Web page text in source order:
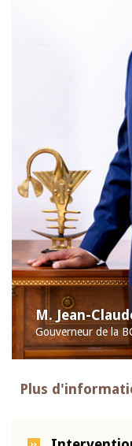
M. Jean-
Gouverneur de la
Plus